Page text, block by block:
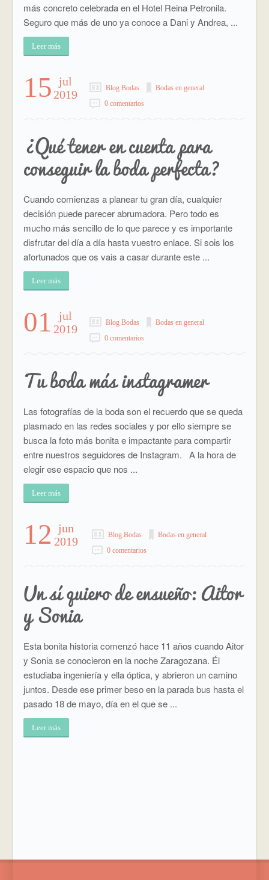
más concreto celebrada en el Hotel Reina Petronila.
Seguro que más de uno ya conoce a Dani y Andrea, ...
Leer más
15
jul
2019
Blog Bodas
Bodas en general
0 comentarios
¿Qué tener en cuenta para
conseguir la boda perfecta?
Cuando comienzas a planear tu gran día, cualquier
decisión puede parecer abrumadora. Pero todo es
mucho más sencillo de lo que parece y es importante
disfrutar del día a día hasta vuestro enlace. Si sois los
afortunados que os vais a casar durante este ...
Leer más
01
jul
2019
Blog Bodas
Bodas en general
0 comentarios
Tu boda más instagramer
Las fotografías de la boda son el recuerdo que se queda
plasmado en las redes sociales y por ello siempre se
busca la foto más bonita e impactante para compartir
entre nuestros seguidores de Instagram. A la hora de
elegir ese espacio que nos ...
Leer más
12
jun
2019
Blog Bodas
Bodas en general
0 comentarios
Un sí quiero de ensueño: Aitor
y Sonia
Esta bonita historia comenzó hace 11 años cuando Aitor
y Sonia se conocieron en la noche Zaragozana. Él
estudiaba ingeniería y ella óptica, y abrieron un camino
juntos. Desde ese primer beso en la parada bus hasta el
pasado 18 de mayo, día en el que se ...
Leer más